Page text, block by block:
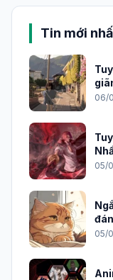
Tin mới
06/
05/
05/